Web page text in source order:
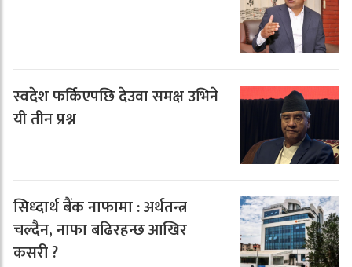
स्वदेश फर्किएपछि देउवा समक्ष उभिने
यी तीन प्रश्न
सिध्दार्थ बैंक नाफामा : अर्थतन्त्र
चल्दैन, नाफा बढिरहन्छ आखिर
कसरी ?